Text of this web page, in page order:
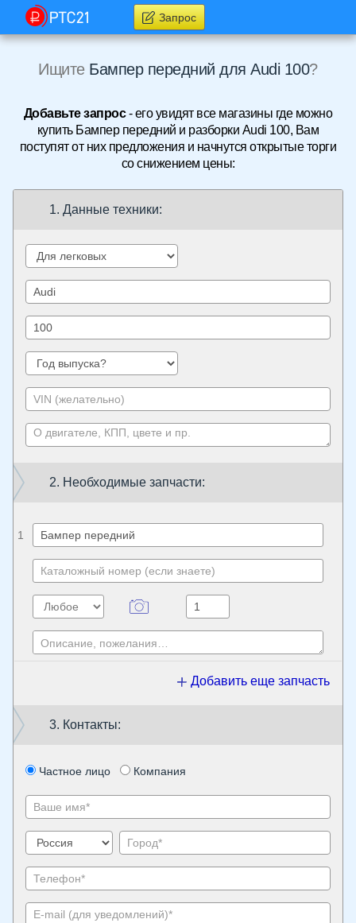
Запрос
Ищите Бампер передний для Audi 100?
Добавьте запрос- его увидят все магазины где можно
купить Бампер передний и разборки Audi 100, Вам
поступят от них предложения и начнутся открытые торги
со снижением цены:
1. Данные техники:
2. Необходимые запчасти:
1
Добавить еще запчасть
3. Контакты:
Частное лицо Компания